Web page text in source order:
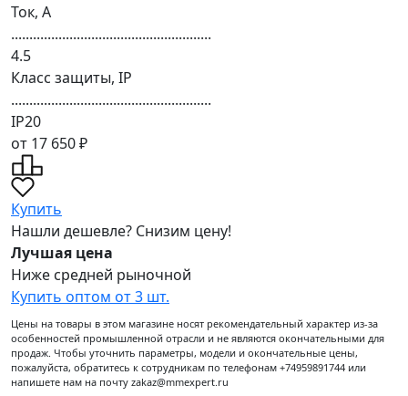
Ток, А
.......................................................
4.5
Класс защиты, IP
.......................................................
IP20
от 17 650 ₽
Купить
Нашли дешевле? Снизим цену!
Лучшая цена
Ниже средней рыночной
Купить оптом от 3 шт.
Цены на товары в этом магазине носят рекомендательный характер из-за
особенностей промышленной отрасли и не являются окончательными для
продаж. Чтобы уточнить параметры, модели и окончательные цены,
пожалуйста, обратитесь к сотрудникам по телефонам +74959891744 или
напишете нам на почту zakaz@mmexpert.ru